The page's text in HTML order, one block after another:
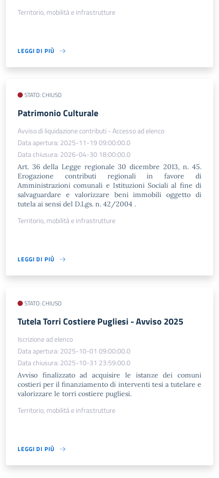
Territorio, mobilità e infrastrutture
LEGGI DI PIÙ
STATO: CHIUSO
Patrimonio Culturale
Avviso di liquidazione contributi - Accesso ad elenco
Data apertura: 2025-11-19 09:00:00.0
Data chiusura: 2026-04-30 18:00:00.0
Art. 36 della Legge regionale 30 dicembre 2013, n. 45.
Erogazione contributi regionali in favore di
Amministrazioni comunali e Istituzioni Sociali al fine di
salvaguardare e valorizzare beni immobili oggetto di
tutela ai sensi del D.Lgs. n. 42/2004 .
Territorio, mobilità e infrastrutture
LEGGI DI PIÙ
STATO: CHIUSO
Tutela Torri Costiere Pugliesi - Avviso 2025
Iscrizione ad elenco
Data apertura: 2025-10-01 09:00:00.0
Data chiusura: 2025-10-31 23:59:00.0
Avviso finalizzato ad acquisire le istanze dei comuni
costieri per il finanziamento di interventi tesi a tutelare e
valorizzare le torri costiere pugliesi.
Territorio, mobilità e infrastrutture
LEGGI DI PIÙ